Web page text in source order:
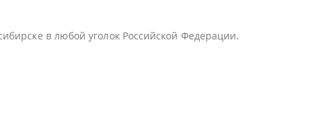
в любой уголок Российской Федерации.